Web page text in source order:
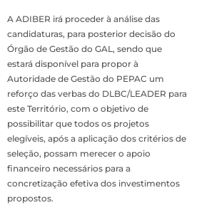
A ADIBER irá proceder à análise das
candidaturas, para posterior decisão do
Órgão de Gestão do GAL, sendo que
estará disponível para propor à
Autoridade de Gestão do PEPAC um
reforço das verbas do DLBC/LEADER para
este Território, com o objetivo de
possibilitar que todos os projetos
elegíveis, após a aplicação dos critérios de
seleção, possam merecer o apoio
financeiro necessários para a
concretização efetiva dos investimentos
propostos.